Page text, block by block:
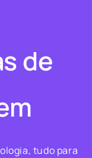
de
tudo para